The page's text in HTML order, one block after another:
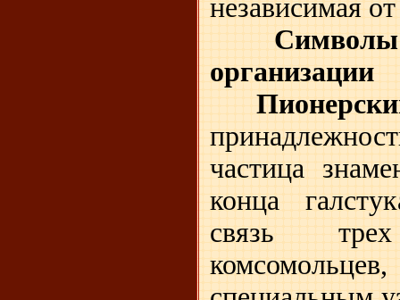
независимая
организации
частица
конца
связь